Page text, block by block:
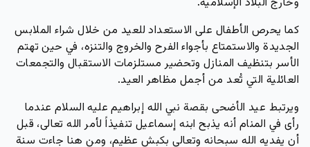
كما يحرص الأطفال على الاستعداد للعيد من خلال شراء الملابس
الجديدة والاستمتاع بأجواء الفرح والخروج والتنزه، في حين تهتم
الأسر بتنظيف المنازل وتحضير مستلزمات الاستقبال والتجمعات
العائلية التي تُعد من أجمل مظاهر العيد.
ويرتبط عيد الأضحى بقصة نبي الله إبراهيم عليه السلام عندما
رأى في المنام أنه يذبح ابنه إسماعيل تنفيذاً لأمر الله تعالى، قبل
أن يفديه الله سبحانه وتعالى بكبش عظيم، ومن هنا جاءت سنة